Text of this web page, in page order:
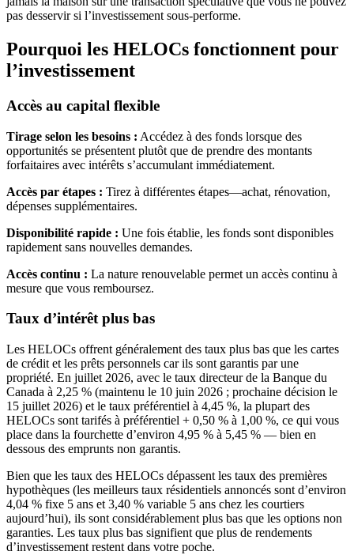
pas desservir si l’investissement sous-performe.
Pourquoi les HELOCs fonctionnent pour
l’investissement
Accès au capital flexible
Tirage selon les besoins : Accédez à des fonds lorsque des
opportunités se présentent plutôt que de prendre des montants
forfaitaires avec intérêts s’accumulant immédiatement.
Accès par étapes : Tirez à différentes étapes—achat, rénovation,
dépenses supplémentaires.
Disponibilité rapide : Une fois établie, les fonds sont disponibles
rapidement sans nouvelles demandes.
Accès continu : La nature renouvelable permet un accès continu à
mesure que vous remboursez.
Taux d’intérêt plus bas
Les HELOCs offrent généralement des taux plus bas que les cartes
de crédit et les prêts personnels car ils sont garantis par une
propriété. En juillet 2026, avec le taux directeur de la Banque du
Canada à 2,25 % (maintenu le 10 juin 2026 ; prochaine décision le
15 juillet 2026) et le taux préférentiel à 4,45 %, la plupart des
HELOCs sont tarifés à préférentiel + 0,50 % à 1,00 %, ce qui vous
place dans la fourchette d’environ 4,95 % à 5,45 % — bien en
dessous des emprunts non garantis.
Bien que les taux des HELOCs dépassent les taux des premières
hypothèques (les meilleurs taux résidentiels annoncés sont d’environ
4,04 % fixe 5 ans et 3,40 % variable 5 ans chez les courtiers
aujourd’hui), ils sont considérablement plus bas que les options non
garanties. Les taux plus bas signifient que plus de rendements
d’investissement restent dans votre poche.